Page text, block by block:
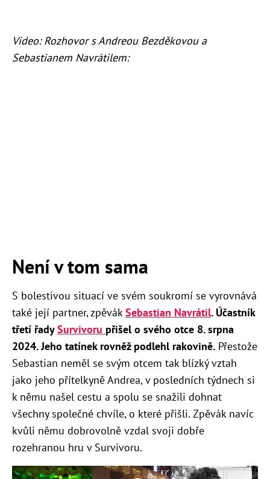
Video: Rozhovor s Andreou Bezděkovou a
Sebastianem Navrátilem:
Není v tom sama
S bolestivou situací ve svém soukromí se vyrovnává
také její partner, zpěvákSebastian Navrátil. Účastník
třetí řadySurvivoru přišel o svého otce 8. srpna
2024. Jeho tatínek rovněž podlehl rakovině. Přestože
Sebastian neměl se svým otcem tak blízký vztah
jako jeho přítelkyně Andrea, v posledních týdnech si
k němu našel cestu a spolu se snažili dohnat
všechny společné chvíle, o které přišli. Zpěvák navíc
kvůli němu dobrovolně vzdal svoji dobře
rozehranou hru v Survivoru.